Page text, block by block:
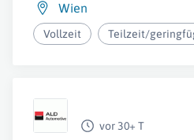
Wien
Vollzeit Teilzeit/
vor 30+ T